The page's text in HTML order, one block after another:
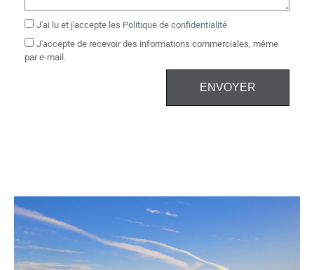
J'ai lu et j'accepte les Politique de confidentialité
J'accepte de recevoir des informations commerciales, même
par e-mail.
ENVOYER